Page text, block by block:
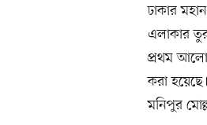
ঢাকার
এলাকার
প্রথম আলো
করা
মনিপুর